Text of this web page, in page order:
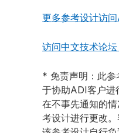
更多参考设计访
访问中文技术论坛
* 免责声明：此参
于协助ADI客户进
在不事先通知的
考设计进行更改